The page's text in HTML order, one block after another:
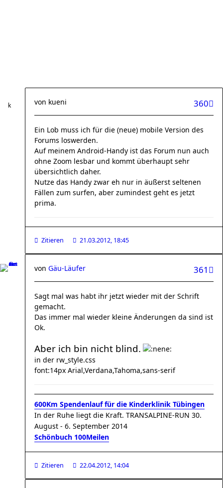
360
von kueni
Ein Lob muss ich für die (neue) mobile Version des
Forums loswerden.
Auf meinem Android-Handy ist das Forum nun auch
ohne Zoom lesbar und kommt überhaupt sehr
übersichtlich daher.
Nutze das Handy zwar eh nur in äußerst seltenen
Fällen zum surfen, aber zumindest geht es jetzt
prima.
Zitieren 21.03.2012, 18:45
361
von Gäu-Läufer
Sagt mal was habt ihr jetzt wieder mit der Schrift
gemacht.
Das immer mal wieder kleine Änderungen da sind ist
Ok.
Aber ich bin nicht blind.
in der rw_style.css
font:14px Arial,Verdana,Tahoma,sans-serif
600Km Spendenlauf für die Kinderklinik Tübingen
In der Ruhe liegt die Kraft. TRANSALPINE-RUN 30.
August - 6. September 2014
Schönbuch 100Meilen
Zitieren 22.04.2012, 14:04